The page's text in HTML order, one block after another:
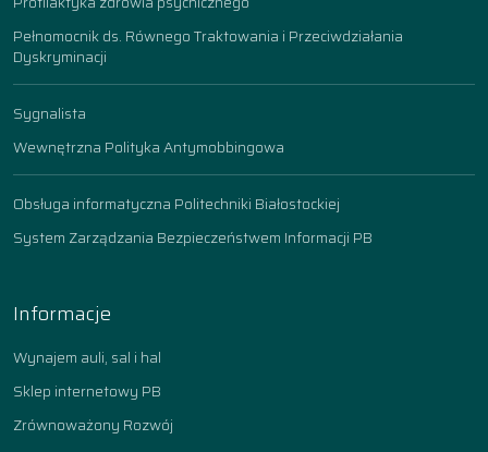
Pełnomocnik ds. Równego Traktowania i Przeciwdziałania
Dyskryminacji
Sygnalista
Wewnętrzna Polityka Antymobbingowa
Obsługa informatyczna Politechniki Białostockiej
System Zarządzania Bezpieczeństwem Informacji PB
Informacje
Wynajem auli, sal i hal
Sklep internetowy PB
Zrównoważony Rozwój